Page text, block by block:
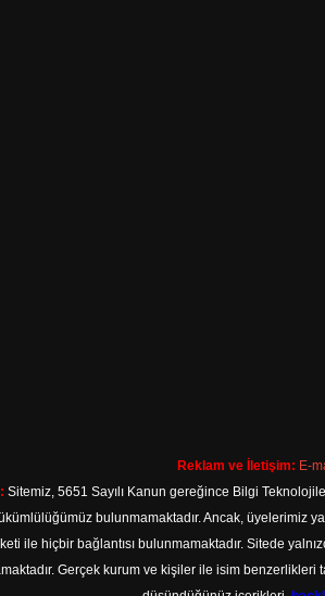
Reklam ve İletişim: E-
Sitemiz, 5651 Sayılı Kanun gereğince Bilgi
bulunmamaktadır. Ancak, üyelerimiz
ile hiçbir bağlantısı bulunmamaktadır. Sitede
Gerçek kurum ve kişiler ile isim